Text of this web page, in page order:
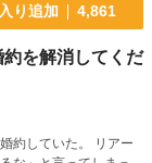
り追加 4,861
約を解消してくだ
約していた。 リアー